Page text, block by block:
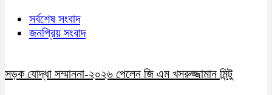
সর্বশেষ সংবাদ
জনপ্রিয় সংবাদ
সড়ক যোদ্ধা সম্মাননা-২০২৬ পেলেন জি এম খসরুজ্জামান মিন্টু